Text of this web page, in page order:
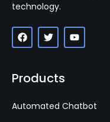
technology.
Products
Automated Chatbot